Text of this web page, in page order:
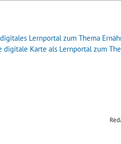
Lernportal zum Thema
digitale Karte als Lernportal zum